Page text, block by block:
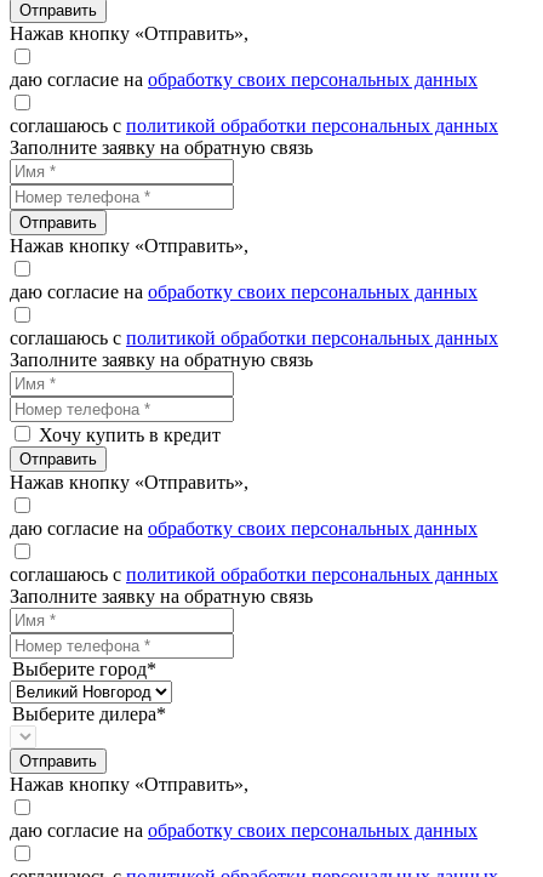
Отправить
Нажав кнопку «Отправить»,
даю согласие на обработку своих персональных данных
соглашаюсь с политикой обработки персональных данных
Заполните заявку на обратную связь
Отправить
Нажав кнопку «Отправить»,
даю согласие на обработку своих персональных данных
соглашаюсь с политикой обработки персональных данных
Заполните заявку на обратную связь
Хочу купить в кредит
Отправить
Нажав кнопку «Отправить»,
даю согласие на обработку своих персональных данных
соглашаюсь с политикой обработки персональных данных
Заполните заявку на обратную связь
Выберите город*
Выберите дилера*
Отправить
Нажав кнопку «Отправить»,
даю согласие на обработку своих персональных данных